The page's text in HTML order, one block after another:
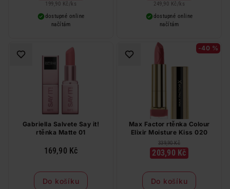
199,90 Kč / ks
dostupné online
načítám
249,90 Kč / ks
dostupné online
načítám
Gabriella Salvete Say it!
rtěnka Matte 01
169,90 Kč
Do košíku
-40 %
Max Factor rtěnka Colour
Elixir Moisture Kiss 020
339,90 Kč
203,90 Kč
Do košíku